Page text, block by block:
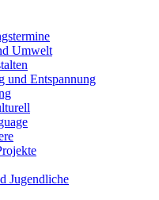
Umwelt
und Entspannung
Jugendliche